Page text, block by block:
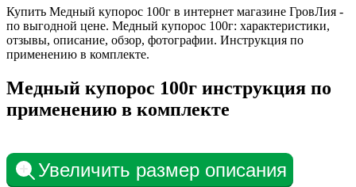
Купить Медный купорос 100г в интернет магазине ГровЛия -
по выгодной цене. Медный купорос 100г: характеристики,
отзывы, описание, обзор, фотографии. Инструкция по
применению в комплекте.
Медный купорос 100г инструкция по
применению в комплекте
Увеличить размер описания